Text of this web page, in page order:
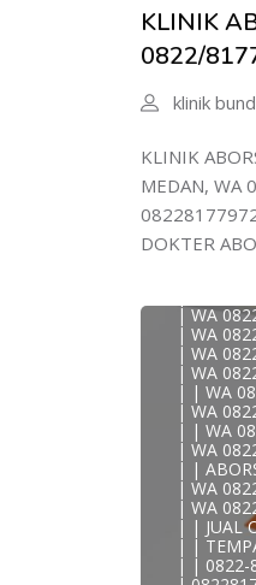
KLINIK
0822/
klinik
KLINIK
MEDAN, WA
DOKTER
| WA
| | WA
|
WA
|
|
| WA
| WA
| WA
| WA
| WA
| WA
| WA
| WA
| | WA
| WA
| | WA
| WA
| |
| WA
| WA
| | JUAL
| |
| | 0822-
KLINIK
0822/
WA
WA
WA
WA
WA
WA
WA